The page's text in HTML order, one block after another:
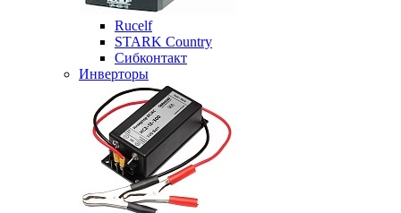
Rucelf
STARK Country
Сибконтакт
Инверторы